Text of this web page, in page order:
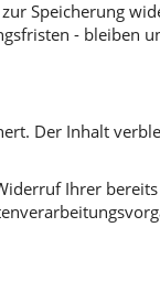
Speicherung
- bleiben
Der Inhalt
Ihrer